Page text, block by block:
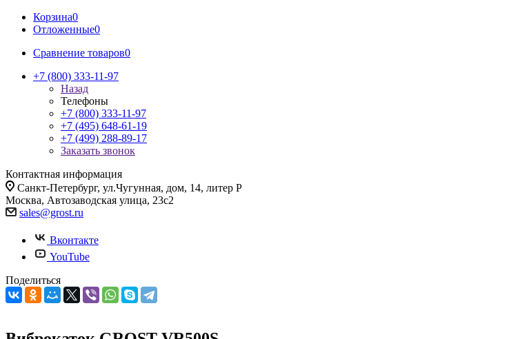
Корзина0
Отложенные0
Сравнение товаров0
+7 (800) 333-11-97
Назад
Телефоны
+7 (800) 333-11-97
+7 (495) 648-61-19
+7 (499) 288-89-17
Заказать звонок
Контактная информация
Санкт-Петербург, ул.Чугунная, дом, 14, литер Р
Москва, Автозаводская улица, 23с2
sales@grost.ru
Вконтакте
YouTube
Поделиться